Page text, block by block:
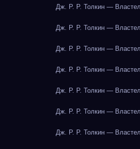
Дж. Р. Р. Толкин —
Дж. Р. Р. Толкин —
Дж. Р. Р. Толкин —
Дж. Р. Р. Толкин —
Дж. Р. Р. Толкин —
Дж. Р. Р. Толкин —
Дж. Р. Р. Толкин —